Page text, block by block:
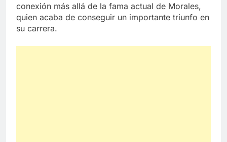
conexión más allá de la fama actual de Morales,
quien acaba de conseguir un importante triunfo en
su carrera.